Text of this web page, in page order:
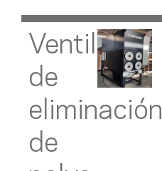
Ventilador
de
eliminación
de